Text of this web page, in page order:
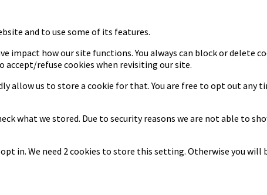
and to use some of its features.
how our site functions. You always can block or delete
refuse cookies when revisiting our site.
allow us to store a cookie for that. You are free to opt out any
what we stored. Due to security reasons we are not able to
in. We need 2 cookies to store this setting. Otherwise you will